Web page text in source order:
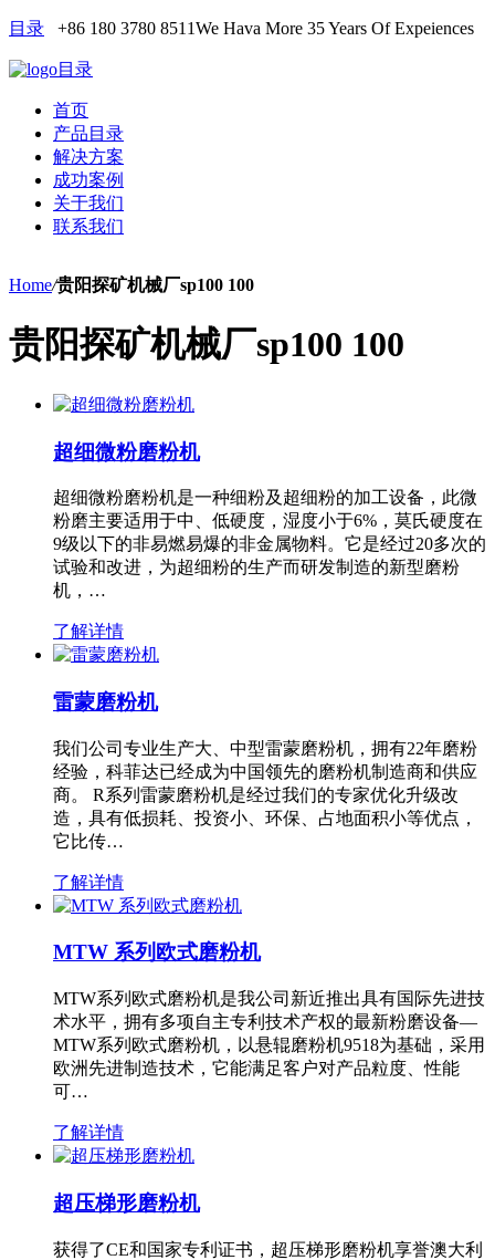
目录 +86 180 3780 8511We Hava More 35 Years Of Expeiences
目录
首页
产品目录
解决方案
成功案例
关于我们
联系我们
Home/贵阳探矿机械厂sp100 100
贵阳探矿机械厂sp100 100
超细微粉磨粉机
超细微粉磨粉机是一种细粉及超细粉的加工设备，此微
粉磨主要适用于中、低硬度，湿度小于6%，莫氏硬度在
9级以下的非易燃易爆的非金属物料。它是经过20多次的
试验和改进，为超细粉的生产而研发制造的新型磨粉
机，…
了解详情
雷蒙磨粉机
我们公司专业生产大、中型雷蒙磨粉机，拥有22年磨粉
经验，科菲达已经成为中国领先的磨粉机制造商和供应
商。 R系列雷蒙磨粉机是经过我们的专家优化升级改
造，具有低损耗、投资小、环保、占地面积小等优点，
它比传…
了解详情
MTW 系列欧式磨粉机
MTW系列欧式磨粉机是我公司新近推出具有国际先进技
术水平，拥有多项自主专利技术产权的最新粉磨设备—
MTW系列欧式磨粉机，以悬辊磨粉机9518为基础，采用
欧洲先进制造技术，它能满足客户对产品粒度、性能
可…
了解详情
超压梯形磨粉机
获得了CE和国家专利证书，超压梯形磨粉机享誉澳大利